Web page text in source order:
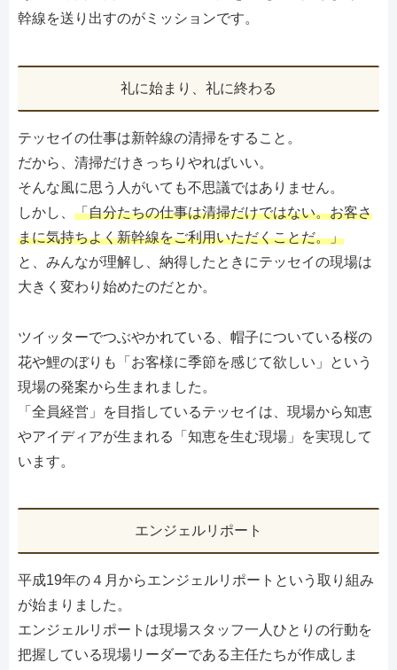
幹線を送り出すのがミッションです。
礼に始まり、礼に終わる
テッセイの仕事は新幹線の清掃をすること。
だから、清掃だけきっちりやればいい。
そんな風に思う人がいても不思議ではありません。
しかし、 「自分たちの仕事は清掃だけではない。お客さ
まに気持ちよく新幹線をご利用いただくことだ。」
と、みんなが理解し、納得したときにテッセイの現場は
大きく変わり始めたのだとか。
ツイッターでつぶやかれている、帽子についている桜の
花や鯉のぼりも「お客様に季節を感じて欲しい」という
現場の発案から生まれました。
「全員経営」を目指しているテッセイは、現場から知恵
やアイディアが生まれる「知恵を生む現場」を実現して
います。
エンジェルリポート
平成19年の４月からエンジェルリポートという取り組み
が始まりました。
エンジェルリポートは現場スタッフ一人ひとりの行動を
把握している現場リーダーである主任たちが作成しま